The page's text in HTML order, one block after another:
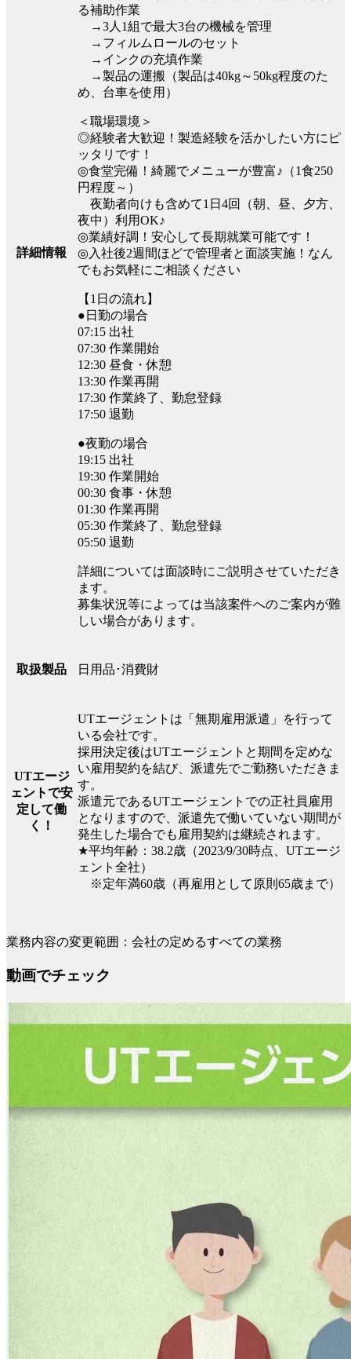
詳細情報
る補助作業
→3人1組で最大3台の機械を管理
→フィルムロールのセット
→インクの充填作業
→製品の運搬（製品は40kg～50kg程度のた
め、台車を使用）
＜職場環境＞
◎経験者大歓迎！製造経験を活かしたい方にピ
ッタリです！
◎食堂完備！綺麗でメニューが豊富♪（1食250
円程度～）
夜勤者向けも含めて1日4回（朝、昼、夕方、
夜中）利用OK♪
◎業績好調！安心して長期就業可能です！
◎入社後2週間ほどで管理者と面談実施！なん
でもお気軽にご相談ください
【1日の流れ】
●日勤の場合
07:15 出社
07:30 作業開始
12:30 昼食・休憩
13:30 作業再開
17:30 作業終了、勤怠登録
17:50 退勤
●夜勤の場合
19:15 出社
19:30 作業開始
00:30 食事・休憩
01:30 作業再開
05:30 作業終了、勤怠登録
05:50 退勤
詳細については面談時にご説明させていただき
ます。
募集状況等によっては当該案件へのご案内が難
しい場合があります。
取扱製品 日用品･消費財
UTエージ
ェントで安
定して働
く！
UTエージェントは「無期雇用派遣」を行って
いる会社です。
採用決定後はUTエージェントと期間を定めな
い雇用契約を結び、派遣先でご勤務いただきま
す。
派遣元であるUTエージェントでの正社員雇用
となりますので、派遣先で働いていない期間が
発生した場合でも雇用契約は継続されます。
★平均年齢：38.2歳（2023/9/30時点、UTエージ
ェント全社）
※定年満60歳（再雇用として原則65歳まで）
業務内容の変更範囲：会社の定めるすべての業務
動画でチェック